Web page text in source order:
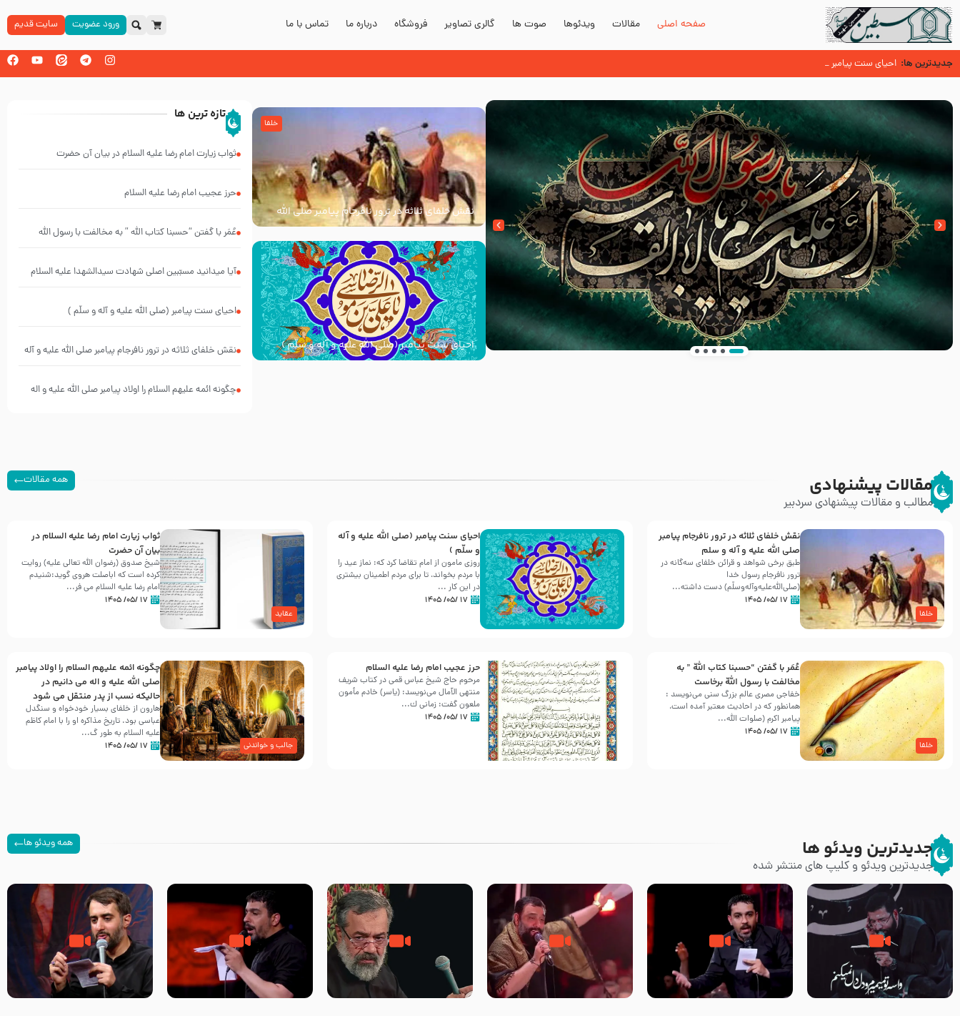
صفحه اصلی مقالات ویدئوها صوت ها گالری تصاویر فروشگاه درباره ما تماس با ما ورود عضویت سایت قدیم
جدیدترین ها: احیای سنت پیامبر (صلی الله علیه و آله و سلّم )
ثواب زیارت امام رضا علیه السلام در بیان آن حضرت
عُمَر با گفتن “حسبنا كتاب اللّه ” به مخالفت با رسول اللّه برخاست
نقش خلفای ثلاثه در ترور نافرجام پیامبر صلی الله
علیه و آله و سلم
خلفا
احیای سنت پیامبر (صلی الله علیه و آله و سلّم )
تازه ترین ها
ثواب زیارت امام رضا علیه السلام در بیان آن حضرت
حرز عجیب امام رضا علیه السلام
عُمَر با گفتن “حسبنا كتاب اللّه ” به مخالفت با رسول اللّه
آیا میدانید مسبّبین اصلی شهادت سیدالشهدا علیه ‌السلام
احیای سنت پیامبر (صلی الله علیه و آله و سلّم )
نقش خلفای ثلاثه در ترور نافرجام پیامبر صلی الله علیه و آله
چگونه ائمه علیهم السلام را اولاد پیامبر صلی الله علیه و اله
مقالات پیشنهادی
مطالب و مقالات پیشنهادی سردبیر
همه مقالات
خلفا
نقش خلفای ثلاثه در ترور نافرجام پیامبر
صلی الله علیه و آله و سلم
طبق برخی شواهد و قرائن خلفای سه‌گانه در
ترور نافرجام رسول خدا
(صلی‌الله‌علیه‌و‌آله‌وسلّم) دست داشته‌...
۱۷ /۰۵/ ۱۴۰۵
احیای سنت پیامبر (صلی الله علیه و آله
و سلّم )
روزی مامون از امام تقاضا کرد که: نماز عید را
با مردم بخواند، تا برای مردم اطمینان بیشتری
در این کار ...
۱۷ /۰۵/ ۱۴۰۵
عقاید
ثواب زیارت امام رضا علیه السلام در
بیان آن حضرت
شیخ صدوق (رضوان الله تعالی علیه) روایت
کرده است که اباصلت هروی گوید:شنیدم
امام رضا علیه السلام می فر...
۱۷ /۰۵/ ۱۴۰۵
خلفا
عُمَر با گفتن “حسبنا كتاب اللّه ” به
مخالفت با رسول اللّه برخاست
خفاجی مصری عالم بزرگ سنی می‌نویسد :
همانطور که در احادیث معتبر آمده است،
پیامبر اکرم (صلوات اللّه...
۱۷ /۰۵/ ۱۴۰۵
حرز عجیب امام رضا علیه السلام
مرحوم حاج شیخ عباس قمی در کتاب شریف
منتهی الآمال می‌نویسد: (ياسر) خادم مأمون
ملعون گفت: زمانى ك...
۱۷ /۰۵/ ۱۴۰۵
جالب و خواندنی
چگونه ائمه علیهم السلام را اولاد پیامبر
صلی الله علیه و اله می دانیم در
حالیکه نسب از پدر منتقل می شود
هارون از خلفای بسیار خودخواه و سنگدل
عباسی بود. تاریخ مذاکره او را با امام کاظم
علیه السلام به طور گ...
۱۷ /۰۵/ ۱۴۰۵
جدیدترین ویدئو ها
جدیدترین ویدئو و کلیپ های منتشر شده
همه ویدئو ها
مصداق کربلا – حاج حسین سیب
شور ، حسینا! به‌ حق زهرا «أُنْظُرْ
إِلَینا» – عزاداری شب هفتم ماه
جانا جانا ابی عبدالله – کربلایی
جواد مقدم – شب هشتم محرم
مادر منم مثل تو خمیدم – حاج
محمود کریمی – شهادت حضرت
تک ، عبّاس، صاحب دل‌هاست –
حاج حنیف طاهری – عزاداری شب
من غلام نوکراتم من عاشق
کربلاتم – شور زمینه – شب هفتم